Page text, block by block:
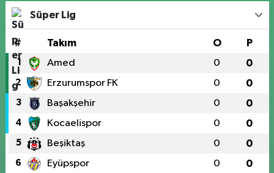
Süper Lig
# Takım O P
1 Amed 0 0
2 Erzurumspor FK 0 0
3 Başakşehir 0 0
4 Kocaelispor 0 0
5 Beşiktaş 0 0
6 Eyüpspor 0 0